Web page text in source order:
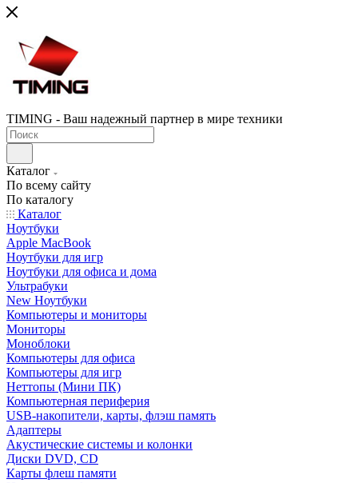
TIMING - Ваш надежный партнер в мире техники
Каталог
По всему сайту
По каталогу
Каталог
Ноутбуки
Apple MacBook
Ноутбуки для игр
Ноутбуки для офиса и дома
Ультрабуки
New Ноутбуки
Компьютеры и мониторы
Мониторы
Моноблоки
Компьютеры для офиса
Компьютеры для игр
Неттопы (Мини ПК)
Компьютерная периферия
USB-накопители, карты, флэш память
Адаптеры
Акустические системы и колонки
Диски DVD, CD
Карты флеш памяти